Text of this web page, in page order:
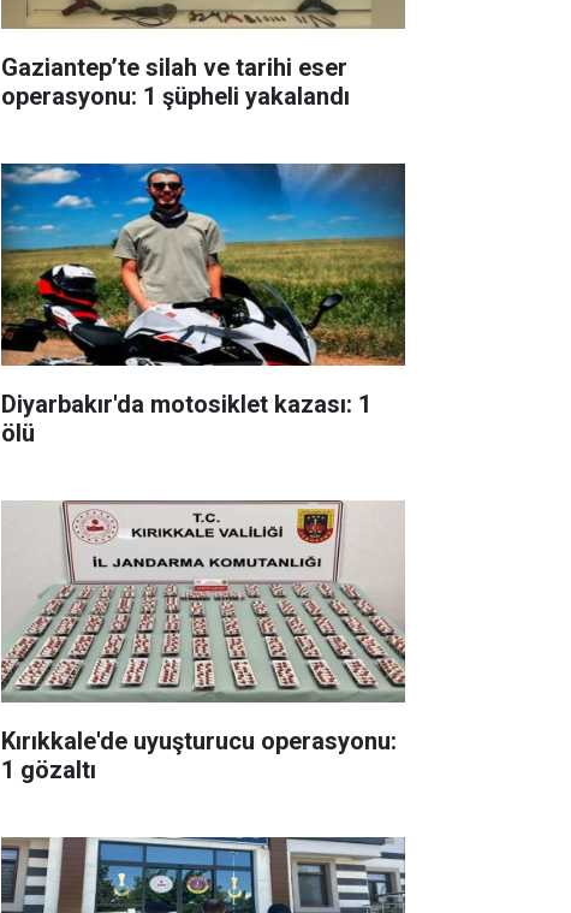
Gaziantep’te silah ve tarihi eser
operasyonu: 1 şüpheli yakalandı
Diyarbakır'da motosiklet kazası: 1
ölü
Kırıkkale'de uyuşturucu operasyonu:
1 gözaltı